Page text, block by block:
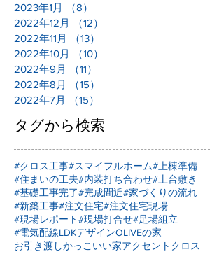
2023年1月
（8）
2022年12月
（12）
2022年11月
（13）
2022年10月
（10）
2022年9月
（11）
2022年8月
（15）
2022年7月
（15）
タグから検索
#クロス工事#スマイフルホーム#上棟準備
#住まいの工夫#内装打ち合わせ#土台敷き
#基礎工事完了#完成間近#家づくりの流れ
#新築工事#注文住宅#注文住宅現場
#現場レポート#現場打合せ#足場組立
#電気配線LDKデザインOLIVEの家
お引き渡しかっこいい家アクセントクロス